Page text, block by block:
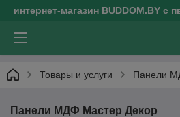
интернет-магазин BUDDOM.BY
Товары и услуги Панели
Панели МДФ Мастер Декор